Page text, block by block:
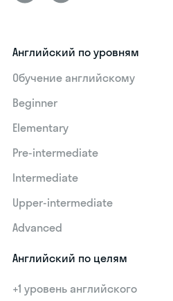
Английский по уровням
Обучение английскому
Beginner
Elementary
Pre-intermediate
Intermediate
Upper-intermediate
Advanced
Английский по целям
+1 уровень английского